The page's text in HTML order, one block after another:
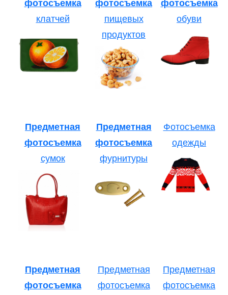
фотосъемка
клатчей
фотосъемка
пищевых
продуктов
фотосъемка
обуви
Предметная
фотосъемка
сумок
Предметная
фотосъемка
фурнитуры
Фотосъемка
одежды
Предметная
фотосъемка
Предметная
фотосъемка
Предметная
фотосъемка